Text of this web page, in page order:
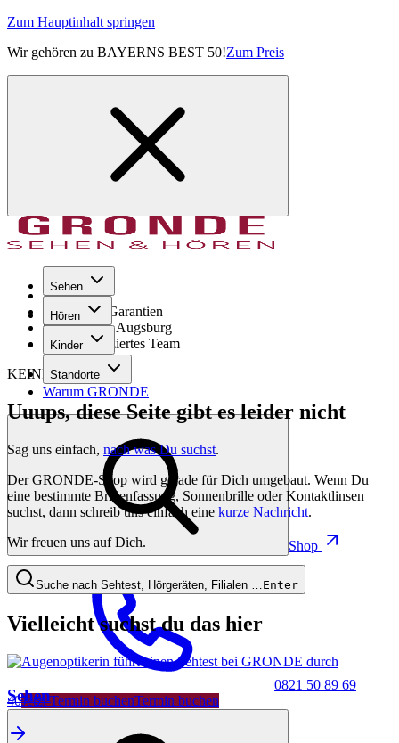
Zum Hauptinhalt springen
Wir gehören zu BAYERNS BEST 50!Zum Preis
Sehen
Hören
Kinder
Standorte
Warum GRONDE
Shop
0821 50 89 69
40Jetzt Termin buchenTermin buchen
Seit 1971
GRONDE Garantien
8× im Raum Augsburg
Hochqualifiziertes Team
KEINE SORGE!
Uuups, diese Seite gibt es leider nicht
Sag uns einfach, nach was Du suchst.
Der GRONDE-Shop wird gerade für Dich umgebaut. Wenn Du
eine bestimmte Brillenfassung, Sonnenbrille oder Kontaktlinsen
suchst, dann schreib uns einfach eine kurze Nachricht.
Wir freuen uns auf Dich.
Suche nach Sehtest, Hörgeräten, Filialen … Enter
Vielleicht suchst du das hier
Sehen